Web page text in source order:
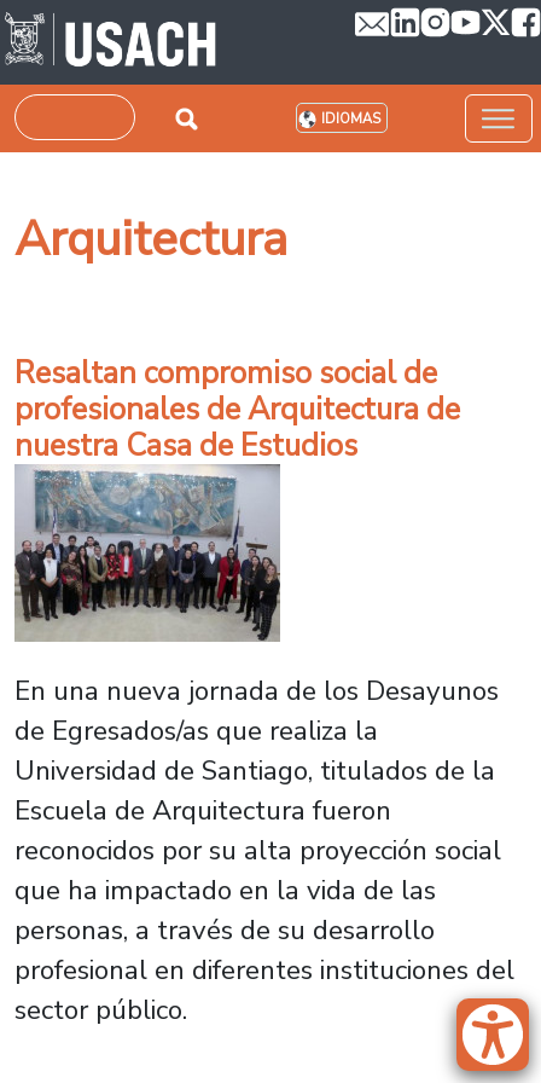
Pasar al contenido principal
Buscar IDIOMAS
Arquitectura
Resaltan compromiso social de
profesionales de Arquitectura de
nuestra Casa de Estudios
En una nueva jornada de los Desayunos
de Egresados/as que realiza la
Universidad de Santiago, titulados de la
Escuela de Arquitectura fueron
reconocidos por su alta proyección social
que ha impactado en la vida de las
personas, a través de su desarrollo
profesional en diferentes instituciones del
sector público.